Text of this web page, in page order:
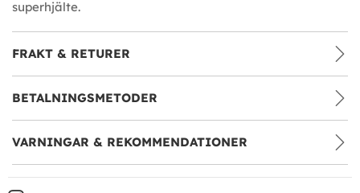
superhjälte.
FRAKT & RETURER
BETALNINGSMETODER
VARNINGAR & REKOMMENDATIONER